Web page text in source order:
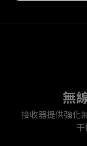
無
接收器提供強化
干